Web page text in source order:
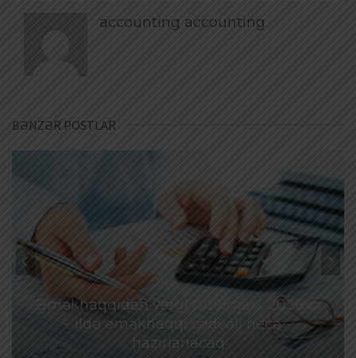
accounting accounting
BƏNZƏR POSTLAR
Əməkhaqqıdan vergi tutulması: 2026-cı
ildə əməkhaqqı cədvəli necə
hazırlanacaq